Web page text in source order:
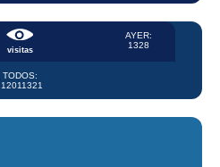
visitas
AYER:
1328
TODOS:
12011321